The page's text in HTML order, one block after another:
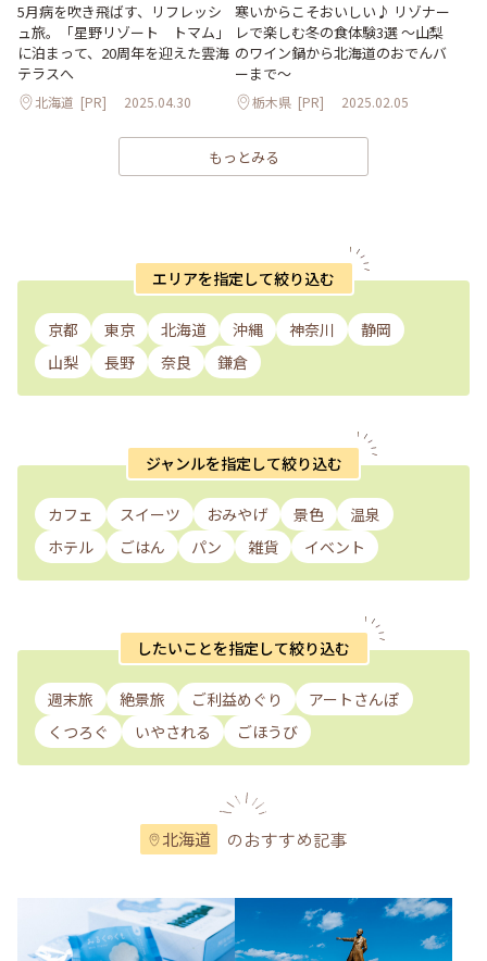
5月病を吹き飛ばす、リフレッシ
ュ旅。「星野リゾート トマム」
に泊まって、20周年を迎えた雲海
テラスへ
北海道 [PR] 2025.04.30
寒いからこそおいしい♪ リゾナー
レで楽しむ冬の食体験3選 ～山梨
のワイン鍋から北海道のおでんバ
ーまで～
栃木県 [PR] 2025.02.05
もっとみる
エリアを指定して絞り込む
京都 東京 北海道 沖縄 神奈川
静岡
山梨
長野 奈良 鎌倉
ジャンルを指定して絞り込む
カフェ スイーツ おみやげ 景色
温泉
ホテル
ごはん パン 雑貨 イベント
したいことを指定して絞り込む
週末旅 絶景旅 ご利益めぐり
アートさんぽ
くつろぐ
いやされる ごほうび
北海道 のおすすめ記事